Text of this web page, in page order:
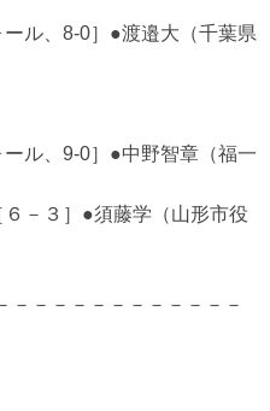
ル、8-0］●渡邉大（千葉県
ル、9-0］●中野智章（福一
－３］●須藤学（山形市役
－－－－－－－－－－－－